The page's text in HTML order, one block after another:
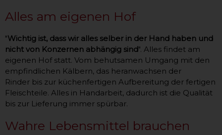
Alles am eigenen Hof
"Wichtig ist, dass wir alles selber in der Hand haben und
nicht von Konzernen abhängig sind". Alles findet am
eigenen Hof statt. Vom behutsamen Umgang mit den
empfindlichen Kälbern, das heranwachsen der
Rinder bis zur küchenfertigen Aufbereitung der fertigen
Fleischteile. Alles in Handarbeit, dadurch ist die Qualität
bis zur Lieferung immer spürbar.
Wahre Lebensmittel brauchen